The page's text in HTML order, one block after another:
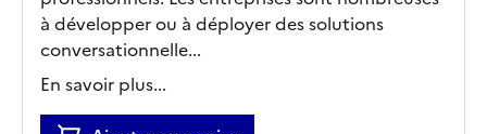
à développer ou à déployer des solutions
conversationnelle...
En savoir plus...